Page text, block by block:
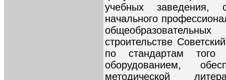
учебных
начального
строительстве
по стандартам того
оборудованием,
методической